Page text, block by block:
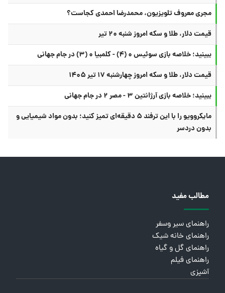
مجری معروف تلویزیون، محمدرضا احمدی کجاست؟
قیمت دلار، طلا و سکه امروز شنبه ۲۰ تیر
ببینید؛ خلاصه بازی سوئیس ۰ (۴) - کلمبیا ۰ (۳) در جام جهانی
قیمت دلار، طلا و سکه امروز چهارشنبه ۱۷ تیر ۱۴۰۵
ببینید؛ خلاصه بازی آرژانتین ۳ - مصر ۲ در جام جهانی
مایکروویو را با این ترفند ۵ دقیقه‌ای تمیز کنید؛ بدون مواد شیمیایی و
بدون دردسر
مطالب مفید
راهنمای سیر وسفر
راهنمای خانه شیک
راهنمای گل و گیاه
راهنمای فیلم
آشپزی